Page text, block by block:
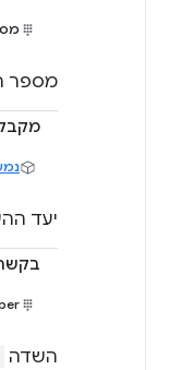
מספר
יעד
השדה